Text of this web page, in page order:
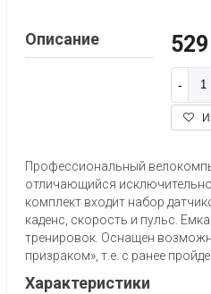
529
Описание
Профессиональный
отличающийся
комплект входит набор
каденс, скорость и пульс.
тренировок. Оснащен
призраком», т.е. с ранее
Характеристики